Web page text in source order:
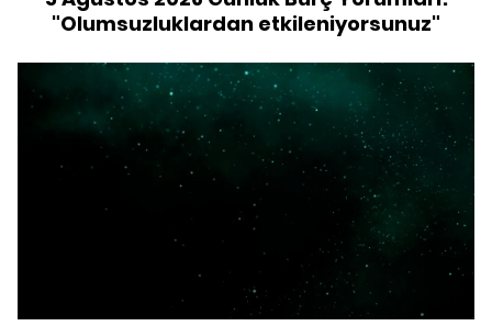
"Olumsuzluklardan etkileniyorsunuz"